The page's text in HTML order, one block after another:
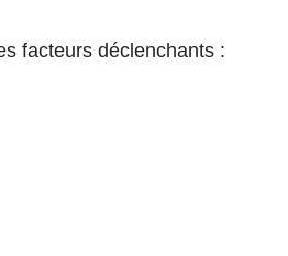
facteurs déclenchants :